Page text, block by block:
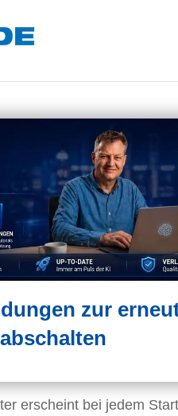
zur
erscheint bei jedem